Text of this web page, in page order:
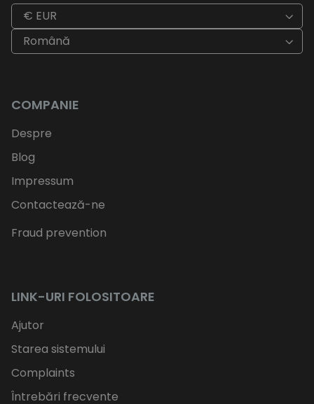
€ EUR
Română
COMPANIE
Despre
Blog
Impressum
Contactează-ne
Fraud prevention
LINK-URI FOLOSITOARE
Ajutor
Starea sistemului
Complaints
Întrebări frecvente